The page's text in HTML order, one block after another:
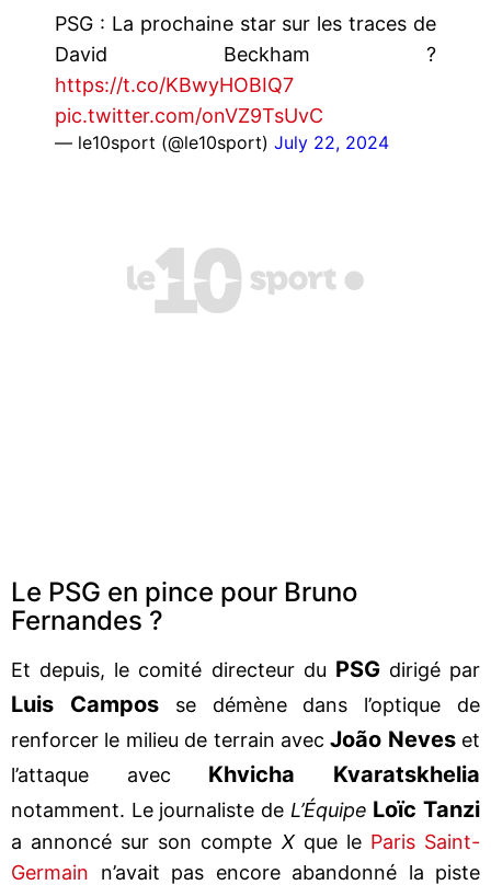
PSG : La prochaine star sur les traces de
David Beckham ?
https://t.co/KBwyHOBIQ7
pic.twitter.com/onVZ9TsUvC
— le10sport (@le10sport) July 22, 2024
Le PSG en pince pour Bruno
Fernandes ?
Et depuis, le comité directeur du PSGdirigé par
Luis Camposse démène dans l’optique de
renforcer le milieu de terrain avecJoão Neveset
l’attaque avec Khvicha Kvaratskhelia
notamment. Le journaliste de L’Équipe Loïc Tanzi
a annoncé sur son compte Xque le Paris Saint-
Germain n’avait pas encore abandonné la piste